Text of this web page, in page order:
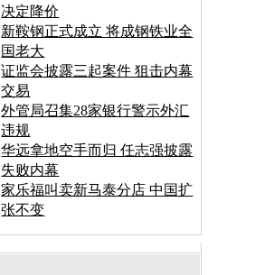
决定降价
新鞍钢正式成立 将成钢铁业全
国老大
证监会披露三起案件 狙击内幕
交易
外管局召集28家银行警示外汇
违规
华远拿地空手而归 任志强披露
失败内幕
家乐福叫卖新马泰分店 中国扩
张不变